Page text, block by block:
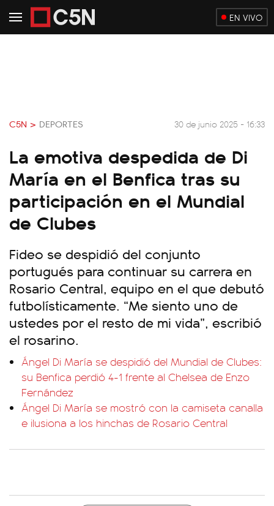
EN VIVO
C5N > DEPORTES 30 de junio 2025 - 16:33
La emotiva despedida de Di
María en el Benfica tras su
participación en el Mundial
de Clubes
Fideo se despidió del conjunto
portugués para continuar su carrera en
Rosario Central, equipo en el que debutó
futbolísticamente. “Me siento uno de
ustedes por el resto de mi vida”, escribió
el rosarino.
Ángel Di María se despidió del Mundial de Clubes:
su Benfica perdió 4-1 frente al Chelsea de Enzo
Fernández
Ángel Di María se mostró con la camiseta canalla
e ilusiona a los hinchas de Rosario Central